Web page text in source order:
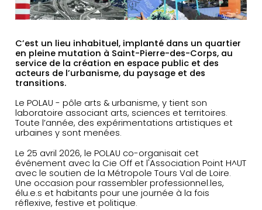
C’est un lieu inhabituel, implanté dans un quartier
en pleine mutation à Saint-Pierre-des-Corps, au
service de la création en espace public et des
acteurs de l’urbanisme, du paysage et des
transitions.
Le POLAU - pôle arts & urbanisme, y tient son
laboratoire associant arts, sciences et territoires.
Toute l’année, des expérimentations artistiques et
urbaines y sont menées.
Le 25 avril 2026, le POLAU co-organisait cet
événement avec la Cie Off et l'Association Point H^UT
avec le soutien de la Métropole Tours Val de Loire.
Une occasion pour rassembler professionnel.les,
élu.e.s et habitants pour une journée à la fois
réflexive, festive et politique.